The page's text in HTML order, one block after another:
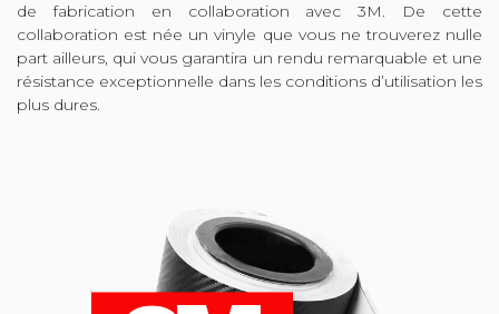
de fabrication en collaboration avec 3M. De cette
collaboration est née un vinyle que vous ne trouverez nulle
part ailleurs, qui vous garantira un rendu remarquable et une
résistance exceptionnelle dans les conditions d’utilisation les
plus dures.